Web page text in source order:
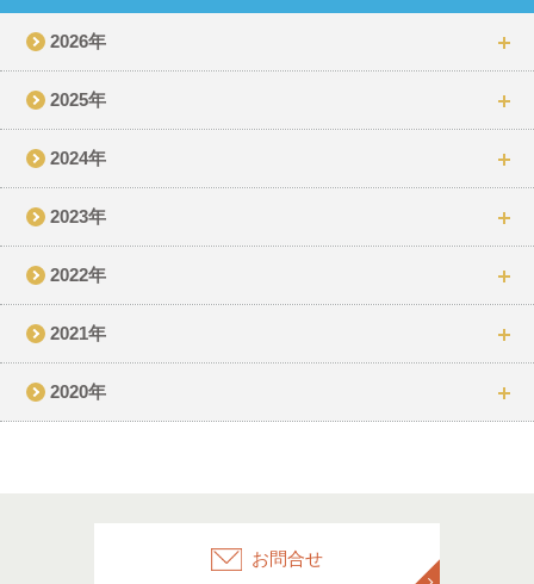
2026年
2025年
2024年
2023年
2022年
2021年
2020年
お問合せ